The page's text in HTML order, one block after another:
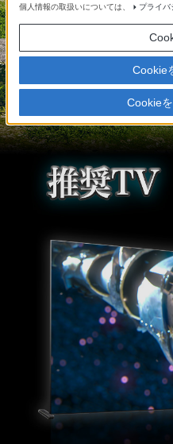
個人情報の取扱いについては、
プライバ
Cookie
Cookie